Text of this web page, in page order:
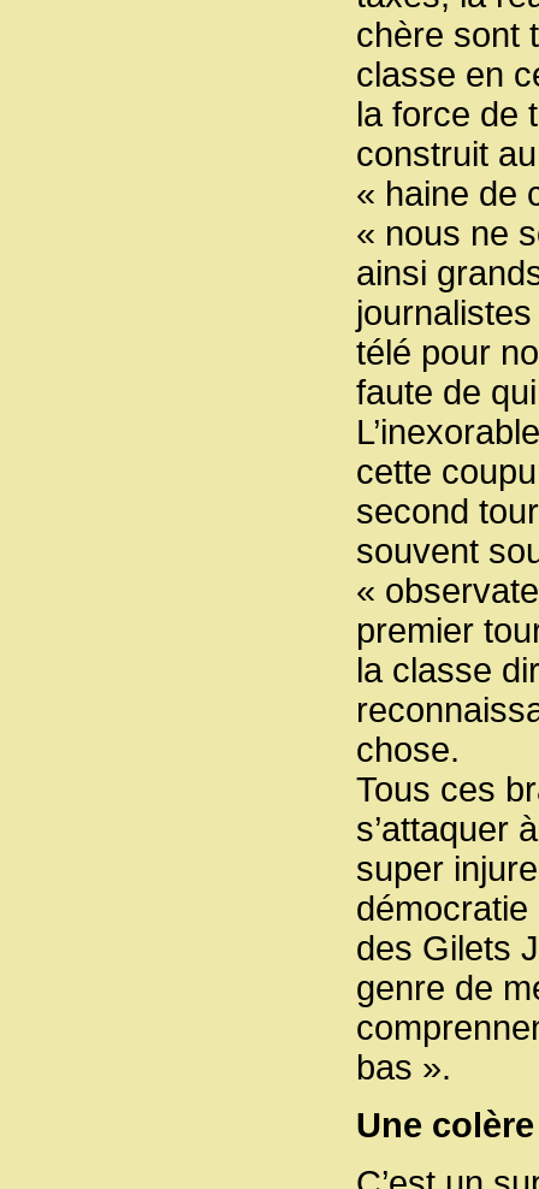
chère sont
classe en
la force de
construit
« haine de
« nous ne
ainsi
télé pour
faute de
cette
second
souvent
«
premier
la classe
chose.
Tous ces
s’attaquer
super
démocratie
des Gilets
genre de
bas ».
Une